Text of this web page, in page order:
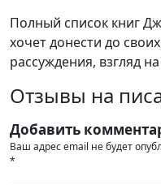
Полный список книг
хочет донести до
рассуждения, взгляд
Отзывы на
Добавить
Ваш адрес email не будет
*